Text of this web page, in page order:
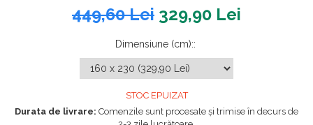
449,60 Lei 329,90 Lei
Dimensiune (cm)::
STOC EPUIZAT
Durata de livrare: Comenzile sunt procesate și trimise în decurs de